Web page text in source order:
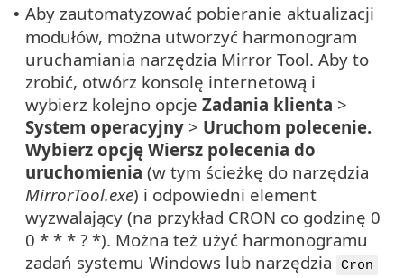
• Aby zautomatyzować pobieranie aktualizacji
modułów, można utworzyć harmonogram
uruchamiania narzędzia Mirror Tool. Aby to
zrobić, otwórz konsolę internetową i
wybierz kolejno opcje Zadania klienta >
System operacyjny > Uruchom polecenie.
Wybierz opcję Wiersz polecenia do
uruchomienia (w tym ścieżkę do narzędzia
MirrorTool.exe) i odpowiedni element
wyzwalający (na przykład CRON co godzinę 0
0 * * * ? *). Można też użyć harmonogramu
zadań systemu Windows lub narzędzia
Cron